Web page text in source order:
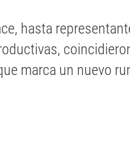
hasta
marca un nuevo